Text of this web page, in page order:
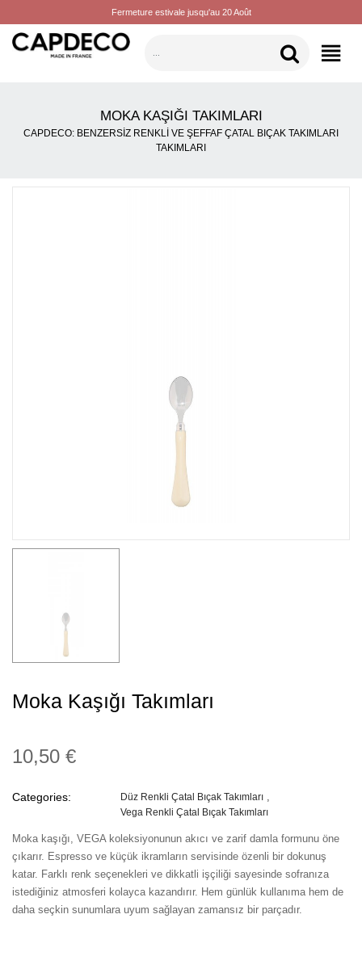
Fermeture estivale jusqu'au 20 Août
KATEGORILER
MOKA KAŞIĞI TAKIMLARI
CAPDECO: BENZERSIZ RENKLI VE ŞEFFAF ÇATAL BIÇAK TAKIMLARI
TAKIMLARI
Moka Kaşığı Takımları
10,50 €
Categories:
Düz Renkli Çatal Bıçak Takımları
Vega Renkli Çatal Bıçak Takımları
Moka kaşığı, VEGA koleksiyonunun akıcı ve zarif damla formunu öne
çıkarır. Espresso ve küçük ikramların servisinde özenli bir dokunuş
katar. Farklı renk seçenekleri ve dikkatli işçiliği sayesinde sofranıza
istediğiniz atmosferi kolayca kazandırır. Hem günlük kullanıma hem de
daha seçkin sunumlara uyum sağlayan zamansız bir parçadır.